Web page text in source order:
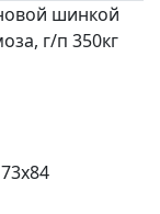
шинкой
г/п 350кг